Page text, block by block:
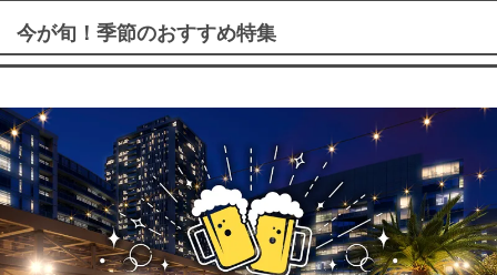
今が旬！季節のおすすめ特集